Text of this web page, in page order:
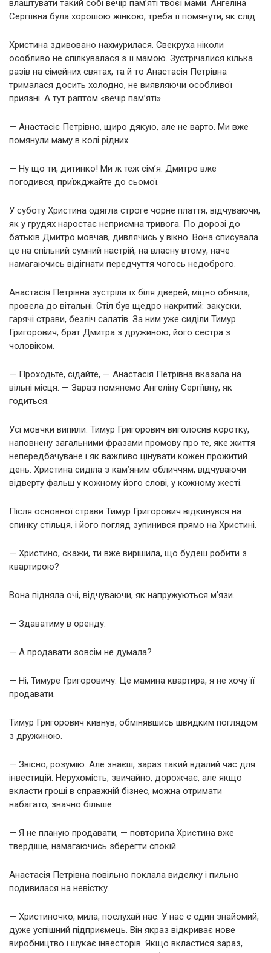
влаштувати такий собі вечір пам’яті твоєї мами. Ангеліна
Сергіївна була хорошою жінкою, треба її помянути, як слід.
Христина здивовано нахмурилася. Свекруха ніколи
особливо не спілкувалася з її мамою. Зустрічалися кілька
разів на сімейних святах, та й то Анастасія Петрівна
трималася досить холодно, не виявляючи особливої
приязні. А тут раптом «вечір пам’яті».
— Анастасіє Петрівно, щиро дякую, але не варто. Ми вже
помянули маму в колі рідних.
— Ну що ти, дитинко! Ми ж теж сім’я. Дмитро вже
погодився, приїжджайте до сьомої.
У суботу Христина одягла строге чорне плаття, відчуваючи,
як у грудях наростає неприємна тривога. По дорозі до
батьків Дмитро мовчав, дивлячись у вікно. Вона списувала
це на спільний сумний настрій, на власну втому, наче
намагаючись відігнати передчуття чогось недоброго.
Анастасія Петрівна зустріла їх біля дверей, міцно обняла,
провела до вітальні. Стіл був щедро накритий: закуски,
гарячі страви, безліч салатів. За ним уже сиділи Тимур
Григорович, брат Дмитра з дружиною, його сестра з
чоловіком.
— Проходьте, сідайте, — Анастасія Петрівна вказала на
вільні місця. — Зараз помянемо Ангеліну Сергіївну, як
годиться.
Усі мовчки випили. Тимур Григорович виголосив коротку,
наповнену загальними фразами промову про те, яке життя
непередбачуване і як важливо цінувати кожен прожитий
день. Христина сиділа з кам’яним обличчям, відчуваючи
відверту фальш у кожному його слові, у кожному жесті.
Після основної страви Тимур Григорович відкинувся на
спинку стільця, і його погляд зупинився прямо на Христині.
— Христино, скажи, ти вже вирішила, що будеш робити з
квартирою?
Вона підняла очі, відчуваючи, як напружуються м’язи.
— Здаватиму в оренду.
— А продавати зовсім не думала?
— Ні, Тимуре Григоровичу. Це мамина квартира, я не хочу її
продавати.
Тимур Григорович кивнув, обмінявшись швидким поглядом
з дружиною.
— Звісно, розумію. Але знаєш, зараз такий вдалий час для
інвестицій. Нерухомість, звичайно, дорожчає, але якщо
вкласти гроші в справжній бізнес, можна отримати
набагато, значно більше.
— Я не планую продавати, — повторила Христина вже
твердіше, намагаючись зберегти спокій.
Анастасія Петрівна повільно поклала виделку і пильно
подивилася на невістку.
— Христиночко, мила, послухай нас. У нас є один знайомий,
дуже успішний підприємець. Він якраз відкриває нове
виробництво і шукає інвесторів. Якщо вкластися зараз,